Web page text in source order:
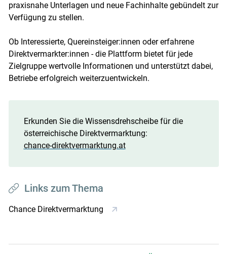
praxisnahe Unterlagen und neue Fachinhalte gebündelt zur
Verfügung zu stellen.
Ob Interessierte, Quereinsteiger:innen oder erfahrene
Direktvermarkter:innen - die Plattform bietet für jede
Zielgruppe wertvolle Informationen und unterstützt dabei,
Betriebe erfolgreich weiterzuentwickeln.
Erkunden Sie die Wissensdrehscheibe für die
österreichische Direktvermarktung:
chance-direktvermarktung.at
Links zum Thema
Chance Direktvermarktung